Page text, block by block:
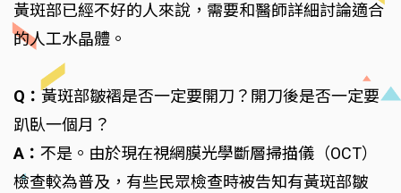
黃斑部已經不好的人來說，需要和醫師詳細討論適合
的人工水晶體。
Q：黃斑部皺褶是否一定要開刀？開刀後是否一定要
趴臥一個月？
A： 不是。由於現在視網膜光學斷層掃描儀（OCT）
檢查較為普及，有些民眾檢查時被告知有黃斑部皺